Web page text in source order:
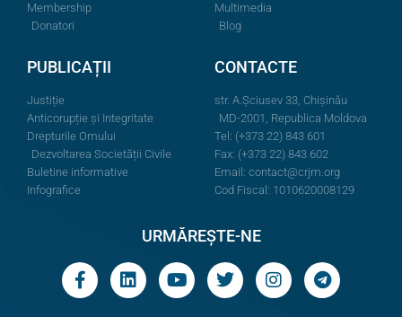
Membership
Donatori
Multimedia
Blog
PUBLICAȚII
Justiție
Anticorupție și Integritate
Drepturile Omului
Dezvoltarea Societății Civile
Buletine informative
Infografice
CONTACTE
str. A.Şciusev 33, Chișinău
MD-2001, Republica Moldova
Tel: (+373 22) 843 601
Fax: (+373 22) 843 602
Email: contact@crjm.org
Cod Fiscal: 1010620008129
URMĂREȘTE-NE